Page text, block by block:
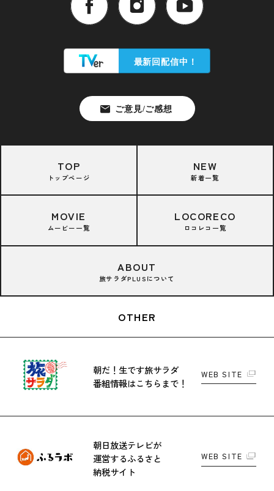
TOP
トップページ
NEW
新着一覧
MOVIE
ムービー一覧
LOCORECO
ロコレコ一覧
ABOUT
旅サラダPLUSについて
OTHER
朝だ！生です旅サラダ
番組情報はこちらまで！
WEB SITE
朝日放送テレビが
運営するふるさと
納税サイト
WEB SITE